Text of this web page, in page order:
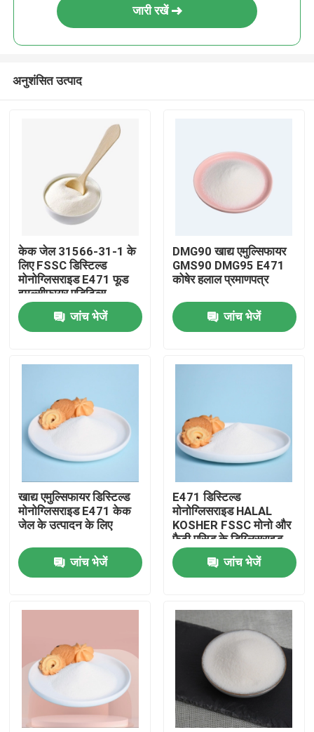
उत्पादों
वीडियो
वीआर शो
हमारे बारे में
कारखाना भ्रमण
समाचार
एक उद्धरण का अनुरोध करें
जारी रखें
अनुशंसित उत्पाद
केक जेल 31566-31-1 के
लिए FSSC डिस्टिल्ड
मोनोग्लिसराइड E471 फूड
इमल्सीफायर एडिटिव्स
जांच भेजें
DMG90 खाद्य एमुल्सिफायर
GMS90 DMG95 E471
कोषेर हलाल प्रमाणपत्र
जांच भेजें
खाद्य एमुल्सिफायर डिस्टिल्ड
मोनोग्लिसराइड E471 केक
जेल के उत्पादन के लिए
जांच भेजें
E471 डिस्टिल्ड
मोनोग्लिसराइड HALAL
KOSHER FSSC मोनो और
फैटी एसिड के डिग्लिसराइड
जांच भेजें